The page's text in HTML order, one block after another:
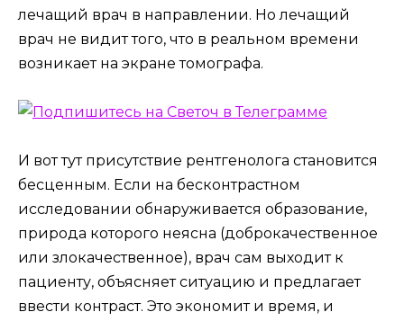
лечащий врач в направлении. Но лечащий
врач не видит того, что в реальном времени
возникает на экране томографа.
И вот тут присутствие рентгенолога становится
бесценным. Если на бесконтрастном
исследовании обнаруживается образование,
природа которого неясна (доброкачественное
или злокачественное), врач сам выходит к
пациенту, объясняет ситуацию и предлагает
ввести контраст. Это экономит и время, и